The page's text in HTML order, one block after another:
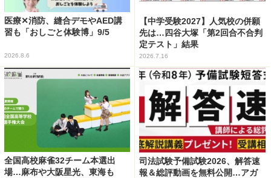
医療✕消防、縫合デモやAED講
習も「おしごと体験博」9/5
2026.8.6
【中学受験2027】人気校の併願
先は…四谷大塚「第2回合不合判
定テスト」結果
2026.7.16
全国高校麻雀32チーム本選出
場…麻布や大阪星光、東海も
司法試験予備試験2026、解答速
報＆総評動画を無料公開…アガ